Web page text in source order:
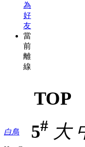
為
好
友
當
前
離
線
TOP
白鳥 5# 大